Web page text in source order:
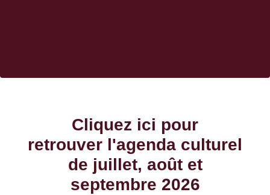
Cliquez ici pour
retrouver l'agenda culturel
de juillet, août et
septembre 2026